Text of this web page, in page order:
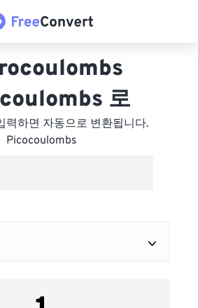
로
력하면 자동으로 변환됩니다.
Picocoulombs